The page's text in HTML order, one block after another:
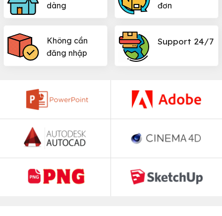
dàng
đơn
Không cần
đăng nhập
Support 24/7